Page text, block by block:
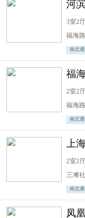
3室2
福海
南北通
2室2
福海
南北通
2室2
三滩
南北通